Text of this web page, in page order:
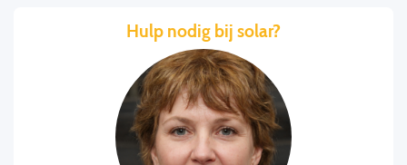
Hulp nodig bij solar?